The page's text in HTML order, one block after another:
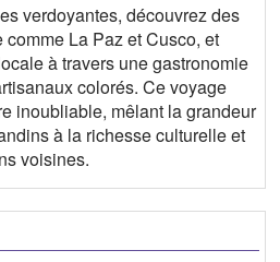
verdoyantes, découvrez des
La Paz et Cusco, et
à travers une gastronomie
colorés. Ce voyage
inoubliable, mêlant la grandeur
à la richesse culturelle et
voisines.